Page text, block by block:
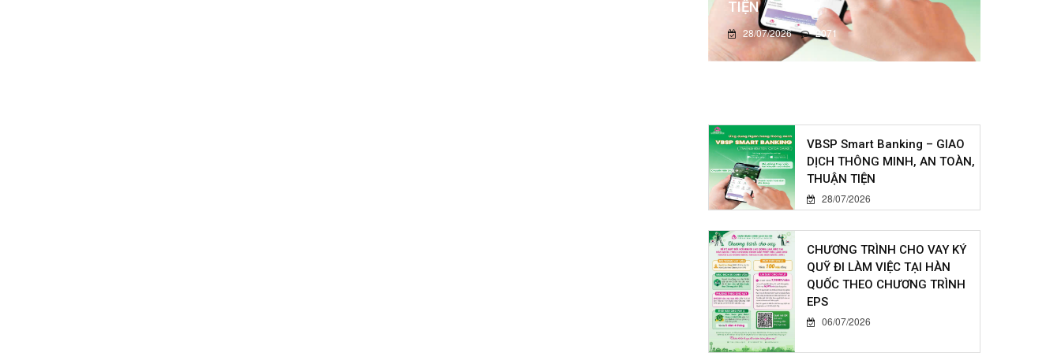
TIỆN
28/07/2026 2071
VBSP Smart Banking – GIAO
DỊCH THÔNG MINH, AN TOÀN,
THUẬN TIỆN
28/07/2026
CHƯƠNG TRÌNH CHO VAY KÝ
QUỸ ĐI LÀM VIỆC TẠI HÀN
QUỐC THEO CHƯƠNG TRÌNH
EPS
06/07/2026